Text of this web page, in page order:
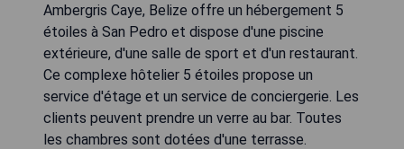
Ambergris Caye, Belize offre un hébergement 5
étoiles à San Pedro et dispose d'une piscine
extérieure, d'une salle de sport et d'un restaurant.
Ce complexe hôtelier 5 étoiles propose un
service d'étage et un service de conciergerie. Les
clients peuvent prendre un verre au bar. Toutes
les chambres sont dotées d'une terrasse.